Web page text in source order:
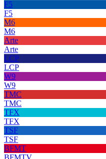
F5
F5
M6
M6
Arte
Arte
LCP
LCP
W9
W9
TMC
TMC
TFX
TFX
TSF
TSF
BFMT